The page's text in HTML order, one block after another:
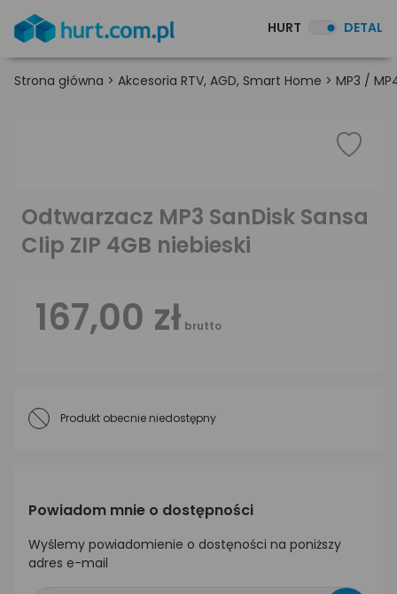
HURT DETAL
Strona główna > Akcesoria RTV, AGD, Smart Home > MP3 /
Odtwarzacz MP3 SanDisk Sansa
Clip ZIP 4GB niebieski
167,00 zł brutto
Produkt obecnie niedostępny
Powiadom mnie o dostępności
Wyślemy powiadomienie o dostęności na poniższy
adres e-mail